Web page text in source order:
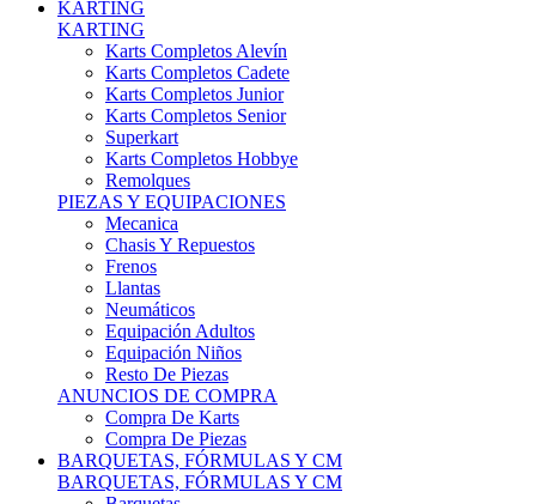
KARTING
KARTING
Karts Completos Alevín
Karts Completos Cadete
Karts Completos Junior
Karts Completos Senior
Superkart
Karts Completos Hobbye
Remolques
PIEZAS Y EQUIPACIONES
Mecanica
Chasis Y Repuestos
Frenos
Llantas
Neumáticos
Equipación Adultos
Equipación Niños
Resto De Piezas
ANUNCIOS DE COMPRA
Compra De Karts
Compra De Piezas
BARQUETAS, FÓRMULAS Y CM
BARQUETAS, FÓRMULAS Y CM